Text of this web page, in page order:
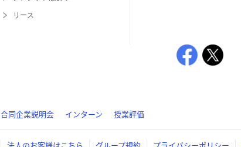
リース
合同企業説明会 インターン 授業評価